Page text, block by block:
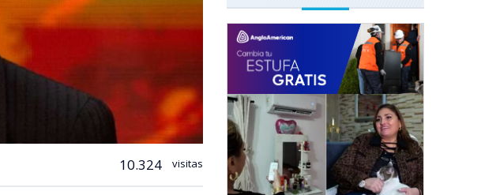
10.324 visitas